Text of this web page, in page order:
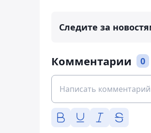
Следите за
Комментарии 0